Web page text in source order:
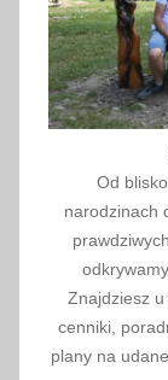
Od
narodzinach
Znajdziesz u
cenniki,
plany na